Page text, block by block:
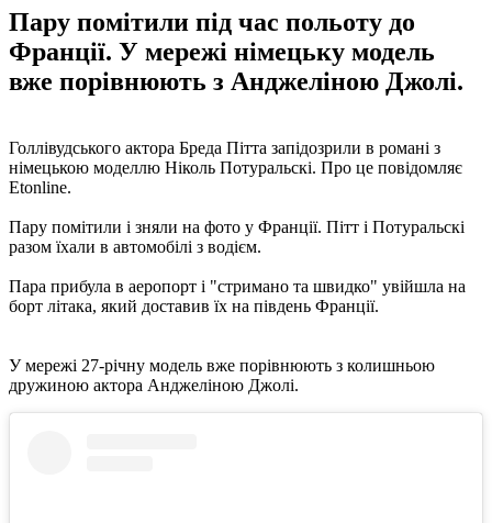
Пару помітили під час польоту до
Франції. У мережі німецьку модель
вже порівнюють з Анджеліною Джолі.
Голлівудського актора Бреда Пітта запідозрили в романі з
німецькою моделлю Ніколь Потуральскі. Про це повідомляє
Etonline.
Пару помітили і зняли на фото у Франції. Пітт і Потуральскі
разом їхали в автомобілі з водієм.
Пара прибула в аеропорт і "стримано та швидко" увійшла на
борт літака, який доставив їх на південь Франції.
У мережі 27-річну модель вже порівнюють з колишньою
дружиною актора Анджеліною Джолі.